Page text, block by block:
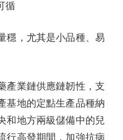
循
，尤其是小品種、易
業鏈供應鏈韌性，支
基地的定點生產品種納
和地方兩級儲備中的兒
行高發期間，加強抗病